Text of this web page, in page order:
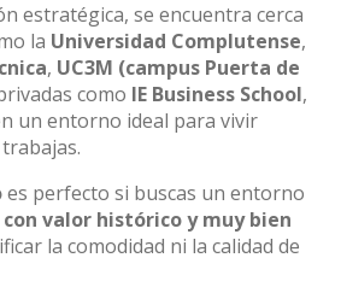
estratégica, se encuentra cerca
la Universidad Complutense,
, UC3M (campus Puerta de
como IE Business School,
un entorno ideal para vivir
es perfecto si buscas un entorno
valor histórico y muy bien
la comodidad ni la calidad de